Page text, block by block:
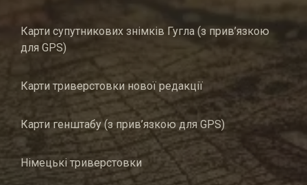
Карти супутникових знімків Гугла (з прив’язкою
для GPS)
Карти триверстовки нової редакції
Карти генштабу (з прив’язкою для GPS)
Німецькі триверстовки